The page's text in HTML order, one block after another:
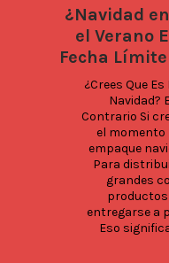
¿Navidad
el Verano
Fecha
¿Crees Que
Navidad?
Contrario Si
el
empaque
Para
grandes
entregarse a
Eso